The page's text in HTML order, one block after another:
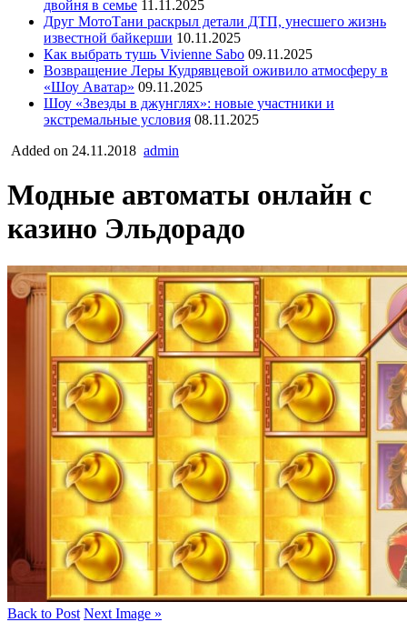
двойня в семье 11.11.2025
Друг МотоТани раскрыл детали ДТП, унесшего жизнь
известной байкерши 10.11.2025
Как выбрать тушь Vivienne Sabo 09.11.2025
Возвращение Леры Кудрявцевой оживило атмосферу в
«Шоу Аватар» 09.11.2025
Шоу «Звезды в джунглях»: новые участники и
экстремальные условия 08.11.2025
Added on 24.11.2018 admin
Модные автоматы онлайн с
казино Эльдорадо
Back to Post Next Image »